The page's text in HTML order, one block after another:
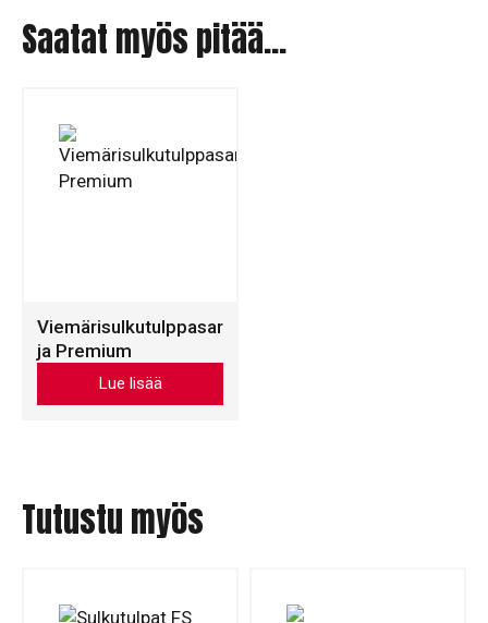
Saatat myös pitää...
Viemärisulkutulppasar
ja Premium
Lue lisää
tuotteella
Voit
tehdä
sivulla.
Tutustu myös